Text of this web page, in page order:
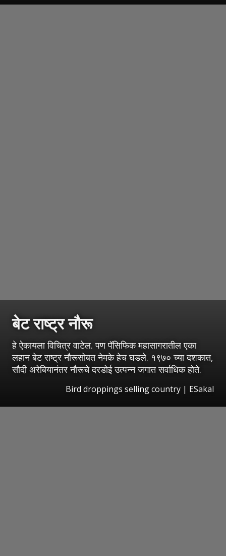
बेट राष्ट्र नौरू
हे ऐकायला विचित्र वाटेल. पण पॅसिफिक महासागरातील एका
लहान बेट राष्ट्र नौरूसोबत नेमके हेच घडले. १९७० च्या दशकात,
सौदी अरेबियानंतर नौरूचे दरडोई उत्पन्न जगात सर्वाधिक होते.
Bird droppings selling country | ESakal